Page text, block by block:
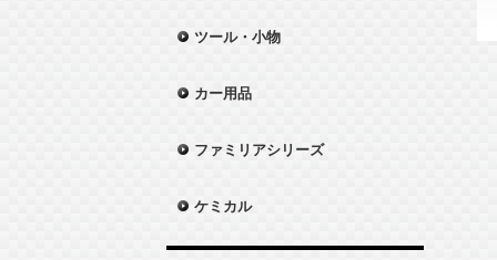
ツール・小物
カー用品
ファミリアシリーズ
ケミカル